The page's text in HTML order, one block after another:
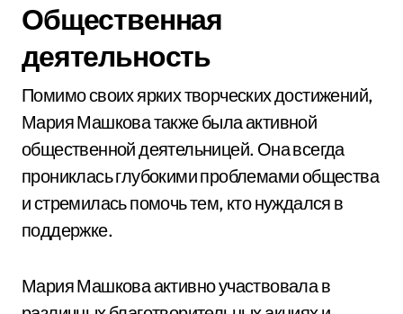
Общественная
деятельность
Помимо своих ярких творческих достижений,
Мария Машкова также была активной
общественной деятельницей. Она всегда
прониклась глубокими проблемами общества
и стремилась помочь тем, кто нуждался в
поддержке.
Мария Машкова активно участвовала в